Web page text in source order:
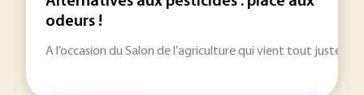
odeurs !
A l’occasion du Salon de l’agriculture qui vient tout juste